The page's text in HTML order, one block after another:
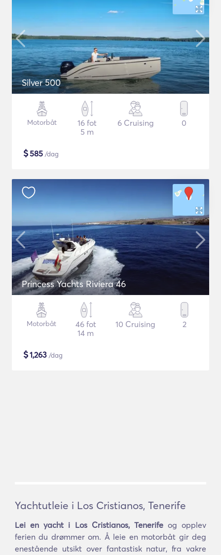
Silver 500
Motorbåt
16 fot
5 m
6 Cruising 0
$585 /dag
Princess Yachts Riviera 46
Motorbåt
46 fot
14 m
10 Cruising 2
$1,263 /dag
Yachtutleie i Los Cristianos, Tenerife
Lei en yacht i Los Cristianos, Tenerifeog opplev
ferien du drømmer om. Å leie en motorbåt gir deg
enestående utsikt over fantastisk natur, fra vakre